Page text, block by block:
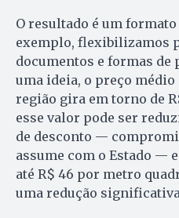
O resultado é um
exemplo, flexibilizamos
documentos e formas de
uma ideia, o preço
região gira em torno de
esse valor pode ser
de desconto —
assume com o Estado —
até R$ 46 por metro
uma redução